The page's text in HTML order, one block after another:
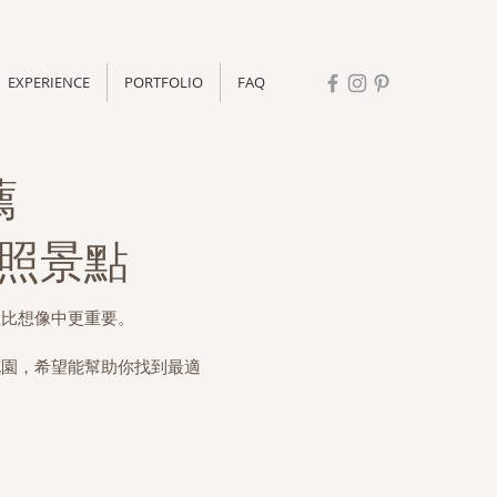
EXPERIENCE PORTFOLIO FAQ
景點
想像中更重要。
，希望能幫助你找到最適